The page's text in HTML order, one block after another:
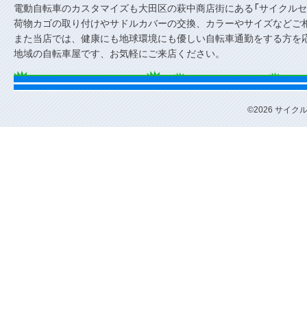
電動自転車のカスタマイズも大田区の萩中商店街にある「サイクル
荷物カゴの取り付けやサドルカバーの交換、カラーやサイズなどご
また当店では、健康にも地球環境にも優しい自転車通勤をする方を
地域の自転車屋です、お気軽にご来店ください。
©2026 サイク